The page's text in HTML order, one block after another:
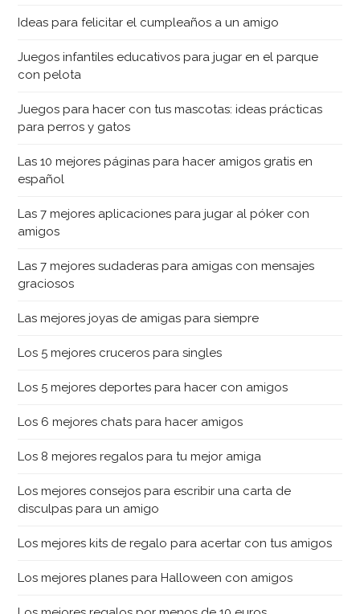
Ideas para felicitar el cumpleaños a un amigo
Juegos infantiles educativos para jugar en el parque
con pelota
Juegos para hacer con tus mascotas: ideas prácticas
para perros y gatos
Las 10 mejores páginas para hacer amigos gratis en
español
Las 7 mejores aplicaciones para jugar al póker con
amigos
Las 7 mejores sudaderas para amigas con mensajes
graciosos
Las mejores joyas de amigas para siempre
Los 5 mejores cruceros para singles
Los 5 mejores deportes para hacer con amigos
Los 6 mejores chats para hacer amigos
Los 8 mejores regalos para tu mejor amiga
Los mejores consejos para escribir una carta de
disculpas para un amigo
Los mejores kits de regalo para acertar con tus amigos
Los mejores planes para Halloween con amigos